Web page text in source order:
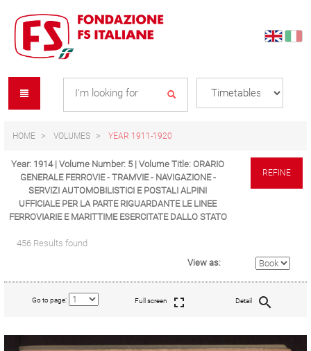
content
navigation
menu
HOME VOLUMES YEAR 1911-1920
Year: 1914 | Volume Number: 5 | Volume Title: ORARIO
GENERALE FERROVIE - TRAMVIE - NAVIGAZIONE -
SERVIZI AUTOMOBILISTICI E POSTALI ALPINI
UFFICIALE PER LA PARTE RIGUARDANTE LE LINEE
FERROVIARIE E MARITTIME ESERCITATE DALLO STATO
REFINE
456 Results found
View as:
Go to page: Full screen Detail